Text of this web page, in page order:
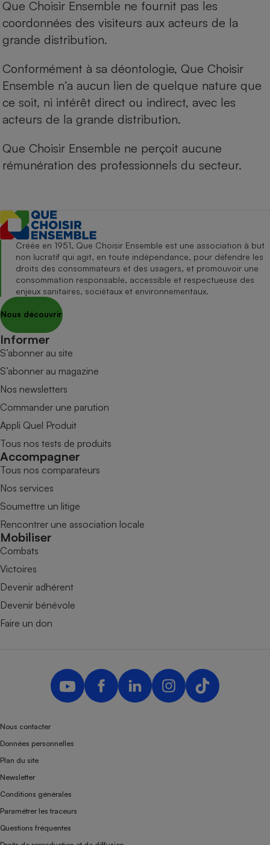
Que Choisir Ensemble ne fournit pas les
coordonnées des visiteurs aux acteurs de la
grande distribution.
Conformément à sa déontologie, Que Choisir
Ensemble n’a aucun lien de quelque nature que
ce soit, ni intérêt direct ou indirect, avec les
acteurs de la grande distribution.
Que Choisir Ensemble ne perçoit aucune
rémunération des professionnels du secteur.
Créée en 1951, Que Choisir Ensemble est une association à but
non lucratif qui agit, en toute indépendance, pour défendre les
droits des consommateurs et des usagers, et promouvoir une
consommation responsable, accessible et respectueuse des
enjeux sanitaires, sociétaux et environnementaux.
Nous découvrir
Informer
S’abonner au site
S’abonner au magazine
Nos newsletters
Commander une parution
Appli Quel Produit
Tous nos tests de produits
Accompagner
Tous nos comparateurs
Nos services
Soumettre un litige
Rencontrer une association locale
Mobiliser
Combats
Victoires
Devenir adhérent
Devenir bénévole
Faire un don
Nous contacter
Données personnelles
Plan du site
Newsletter
Conditions générales
Paramétrer les traceurs
Questions fréquentes